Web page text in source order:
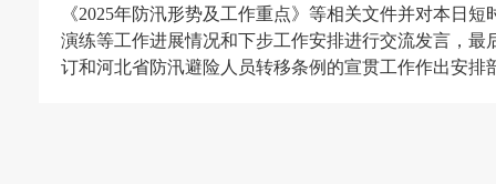
《2025年防汛形势及工作重点》等相关文件并对本日
演练等工作进展情况和下步工作安排进行交流发言，
订和河北省防汛避险人员转移条例的宣贯工作作出安排